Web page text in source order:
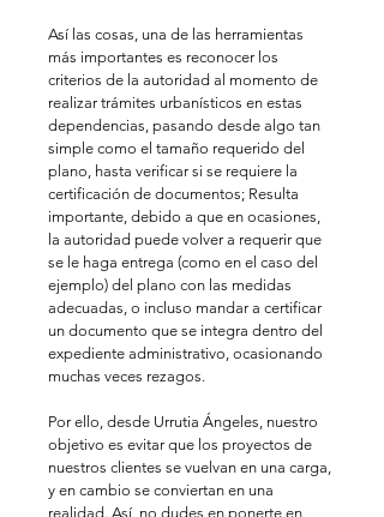
Así las cosas, una de las herramientas
más importantes es reconocer los
criterios de la autoridad al momento de
realizar trámites urbanísticos en estas
dependencias, pasando desde algo tan
simple como el tamaño requerido del
plano, hasta verificar si se requiere la
certificación de documentos; Resulta
importante, debido a que en ocasiones,
la autoridad puede volver a requerir que
se le haga entrega (como en el caso del
ejemplo) del plano con las medidas
adecuadas, o incluso mandar a certificar
un documento que se integra dentro del
expediente administrativo, ocasionando
muchas veces rezagos.
Por ello, desde Urrutia Ángeles, nuestro
objetivo es evitar que los proyectos de
nuestros clientes se vuelvan en una carga,
y en cambio se conviertan en una
realidad. Así, no dudes en ponerte en